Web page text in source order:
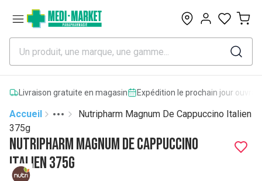
0
Livraison gratuite en magasin Expédition le prochain jour
Accueil
More
Toggle menu
Nutripharm Magnum De Cappuccino Italien
375g
Nutripharm Magnum De Cappuccino
Italien 375g